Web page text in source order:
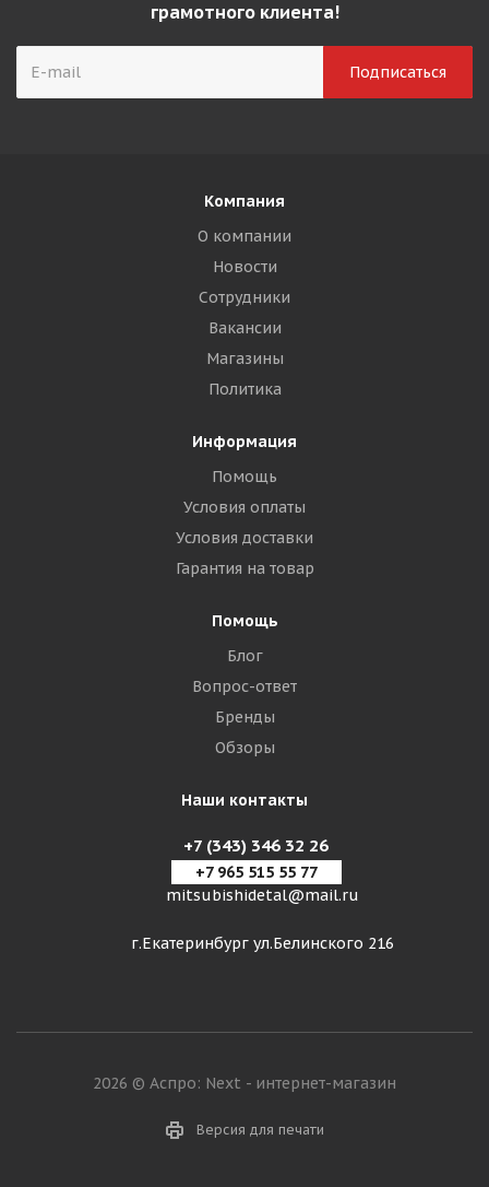
грамотного клиента!
Компания
О компании
Новости
Сотрудники
Вакансии
Магазины
Политика
Информация
Помощь
Условия оплаты
Условия доставки
Гарантия на товар
Помощь
Блог
Вопрос-ответ
Бренды
Обзоры
Наши контакты
+7 (343) 346 32 26
+7 965 515 55 77
mitsubishidetal@mail.ru
г.Екатеринбург ул.Белинского 216
2026 © Аспро: Next - интернет-магазин
Версия для печати